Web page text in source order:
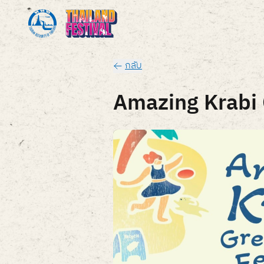
กลับ
Amazing Krabi